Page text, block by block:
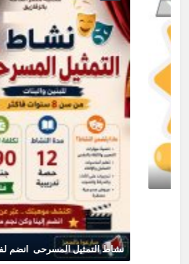
ورشة علمية ممتعة للأطفالورشة بعنوان "
0 Comments